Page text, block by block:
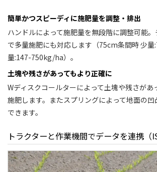
簡単かつスピーディに施肥量を調整・排出
ハンドルによって施肥量を無段階に調整可能
で多量施肥にも対応します（75cm条間時 少
量:147-750kg/ha）。
土塊や残さがあってもより正確に
Wディスクコールターによって土塊や残さがあ
施肥します。またスプリングによって地面の
できます。
トラクターと作業機間でデータを連携（